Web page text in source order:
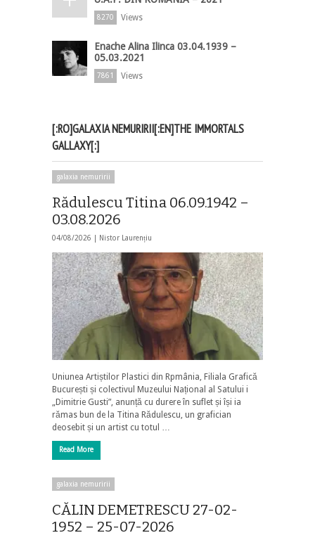
8270 Views
Enache Alina Ilinca 03.04.1939 –
05.03.2021
7861 Views
[:RO]GALAXIA NEMURIRII[:EN]THE IMMORTALS
GALLAXY[:]
galaxia nemuririi
Rădulescu Titina 06.09.1942 –
03.08.2026
04/08/2026 | Nistor Laurențiu
Uniunea Artiștilor Plastici din Rpmânia, Filiala Grafică
București și colectivul Muzeului Național al Satului i
„Dimitrie Gusti”, anunță cu durere în suflet și își ia
rămas bun de la Titina Rădulescu, un grafician
deosebit și un artist cu totul …
Read More
galaxia nemuririi
CĂLIN DEMETRESCU 27-02-
1952 – 25-07-2026